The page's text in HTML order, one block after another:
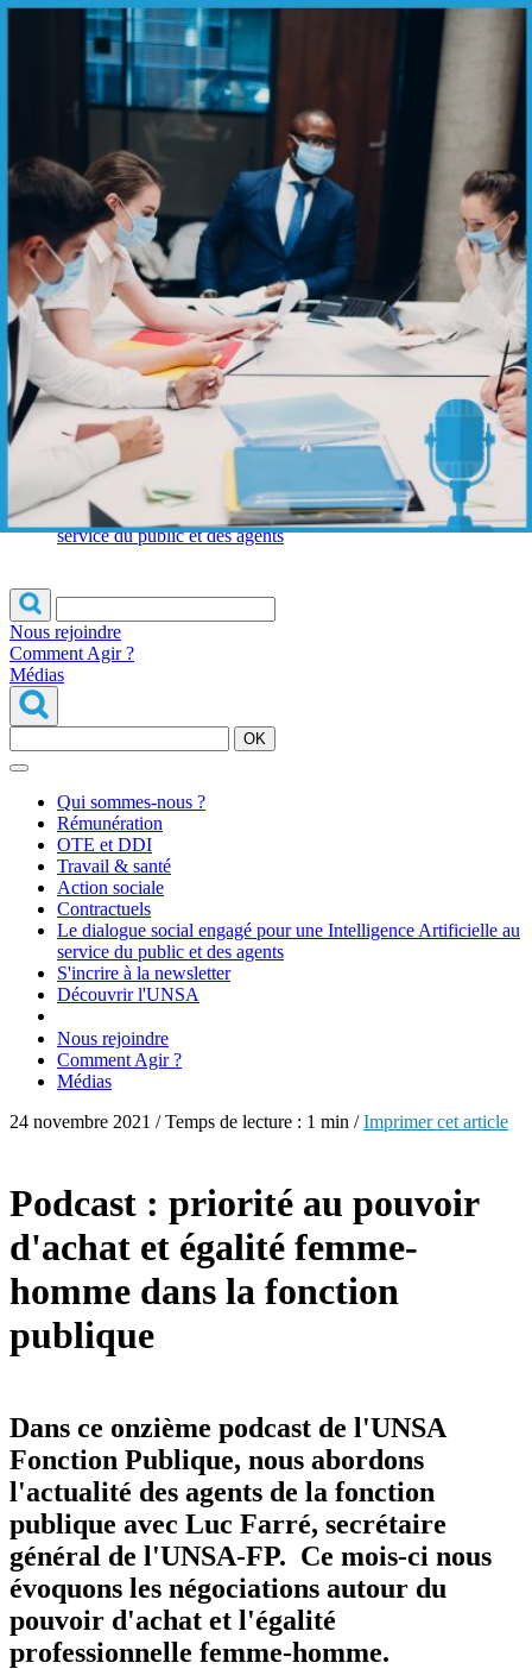
sommes-
nous ?
S'inscrire à
la
newsletter
Découvrir
l'UNSA
Rémunération
|
OTE et DDI
Travail & santé
|
Action sociale
Contractuels
|
Le dialogue social engagé pour une Intelligence Artificielle au
service du public et des agents
Nous rejoindre
Comment Agir ?
Médias
OK
Qui sommes-nous ?
Rémunération
OTE et DDI
Travail & santé
Action sociale
Contractuels
Le dialogue social engagé pour une Intelligence Artificielle au
service du public et des agents
S'incrire à la newsletter
Découvrir l'UNSA
Nous rejoindre
Comment Agir ?
Médias
24 novembre 2021 / Temps de lecture : 1 min /Imprimer cet article
Podcast : priorité au pouvoir
d'achat et égalité femme-
homme dans la fonction
publique
Dans ce onzième podcast de l'UNSA
Fonction Publique, nous abordons
l'actualité des agents de la fonction
publique avec Luc Farré, secrétaire
général de l'UNSA-FP. Ce mois-ci nous
évoquons les négociations autour du
pouvoir d'achat et l'égalité
professionnelle femme-homme.